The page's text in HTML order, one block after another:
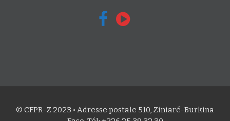
© CFPR-Z 2023 • Adresse postale 510, Ziniaré-Burkina